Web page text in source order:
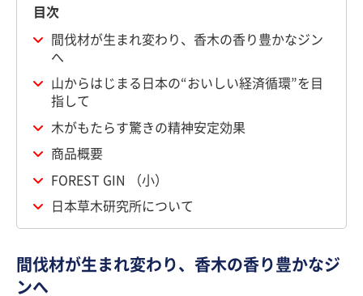
目次
間伐材が生まれ変わり、香木の香り豊かなジン
へ
山からはじまる日本の“おいしい経済循環”を目
指して
木がもたらす驚きの精神安定効果
商品概要
FOREST GIN （小）
日本草木研究所について
間伐材が生まれ変わり、香木の香り豊かなジ
ンへ